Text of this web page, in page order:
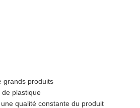
grands produits
plastique
qualité constante du produit